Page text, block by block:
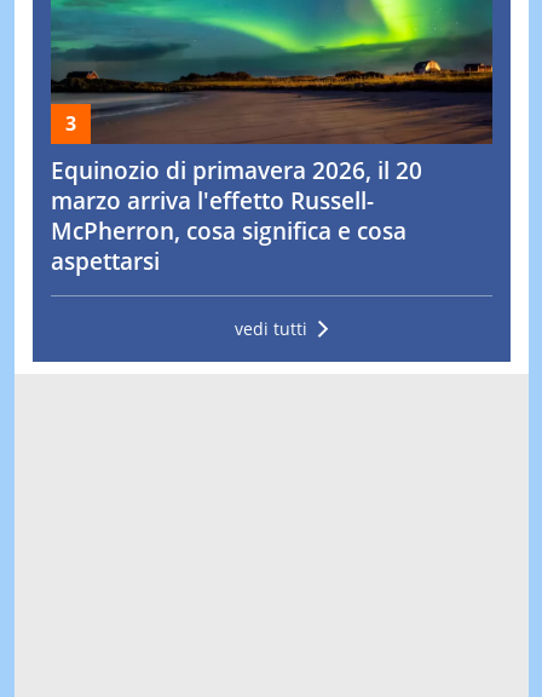
Equinozio di primavera 2026, il 20
marzo arriva l'effetto Russell-
McPherron, cosa significa e cosa
aspettarsi
vedi tutti